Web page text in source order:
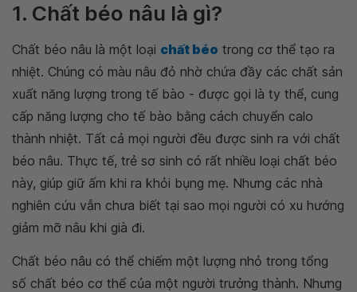
1. Chất béo nâu là gì?
Chất béo nâu là một loại chất béo trong cơ thể tạo ra
nhiệt. Chúng có màu nâu đỏ nhờ chứa đầy các chất sản
xuất năng lượng trong tế bào - được gọi là ty thể, cung
cấp năng lượng cho tế bào bằng cách chuyển calo
thành nhiệt. Tất cả mọi người đều được sinh ra với chất
béo nâu. Thực tế, trẻ sơ sinh có rất nhiều loại chất béo
này, giúp giữ ấm khi ra khỏi bụng mẹ. Nhưng các nhà
nghiên cứu vẫn chưa biết tại sao mọi người có xu hướng
giảm mỡ nâu khi già đi.
Chất béo nâu có thể chiếm một lượng nhỏ trong tổng
số chất béo cơ thể của một người trưởng thành. Nhưng